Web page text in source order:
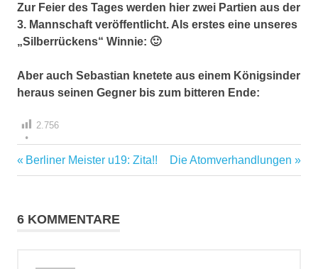
Zur Feier des Tages werden hier zwei Partien aus der
3. Mannschaft veröffentlicht. Als erstes eine unseres
„Silberrückens“ Winnie: 🙂
Aber auch Sebastian knetete aus einem Königsinder
heraus seinen Gegner bis zum bitteren Ende:
2.756
Beitragsnavigation
Vorheriger
Beitrag:
Berliner Meister u19: Zita!!
Nächster
Beitrag:
Die Atomverhandlungen
6 KOMMENTARE